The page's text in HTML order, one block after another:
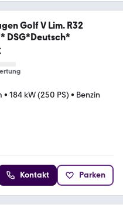
Golf V Lim. R32
DSG*Deutsch*
• 184 kW (250 PS) • Benzin
Kontakt Parken